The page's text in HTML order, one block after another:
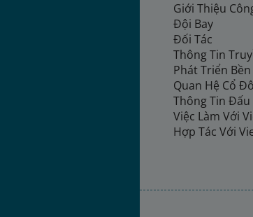
Giới Thiệu
Đội Bay
Đối Tác
Thông Tin
Phát Triển
Quan Hệ Cổ
Thông Tin Đấu
Việc Làm Với
Hợp Tác Với